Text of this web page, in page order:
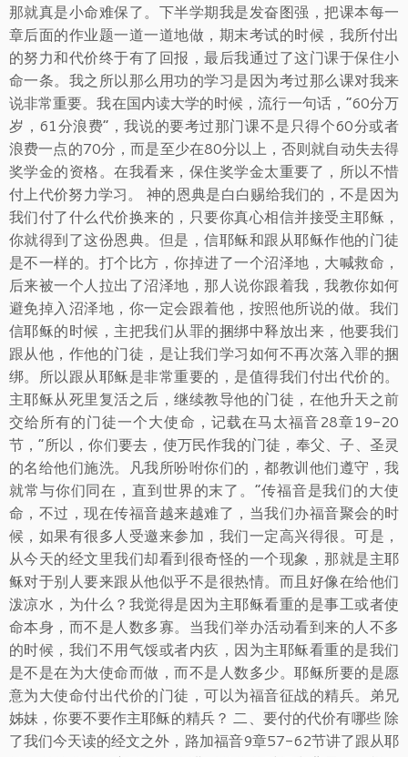
那就真是小命难保了。下半学期我是发奋图强，把课本每一
章后面的作业题一道一道地做，期末考试的时候，我所付出
的努力和代价终于有了回报，最后我通过了这门课于保住小
命一条。我之所以那么用功的学习是因为考过那么课对我来
说非常重要。我在国内读大学的时候，流行一句话，“60分万
岁，61分浪费”，我说的要考过那门课不是只得个60分或者
浪费一点的70分，而是至少在80分以上，否则就自动失去得
奖学金的资格。在我看来，保住奖学金太重要了，所以不惜
付上代价努力学习。 神的恩典是白白赐给我们的，不是因为
我们付了什么代价换来的，只要你真心相信并接受主耶稣，
你就得到了这份恩典。但是，信耶稣和跟从耶稣作他的门徒
是不一样的。打个比方，你掉进了一个沼泽地，大喊救命，
后来被一个人拉出了沼泽地，那人说你跟着我，我教你如何
避免掉入沼泽地，你一定会跟着他，按照他所说的做。我们
信耶稣的时候，主把我们从罪的捆绑中释放出来，他要我们
跟从他，作他的门徒，是让我们学习如何不再次落入罪的捆
绑。所以跟从耶稣是非常重要的，是值得我们付出代价的。
主耶稣从死里复活之后，继续教导他的门徒，在他升天之前
交给所有的门徒一个大使命，记载在马太福音28章19-20
节，“所以，你们要去，使万民作我的门徒，奉父、子、圣灵
的名给他们施洗。凡我所吩咐你们的，都教训他们遵守，我
就常与你们同在，直到世界的末了。”传福音是我们的大使
命，不过，现在传福音越来越难了，当我们办福音聚会的时
候，如果有很多人受邀来参加，我们一定高兴得很。可是，
从今天的经文里我们却看到很奇怪的一个现象，那就是主耶
稣对于别人要来跟从他似乎不是很热情。而且好像在给他们
泼凉水，为什么？我觉得是因为主耶稣看重的是事工或者使
命本身，而不是人数多寡。当我们举办活动看到来的人不多
的时候，我们不用气馁或者内疚，因为主耶稣看重的是我们
是不是在为大使命而做，而不是人数多少。耶稣所要的是愿
意为大使命付出代价的门徒，可以为福音征战的精兵。弟兄
姊妹，你要不要作主耶稣的精兵？ 二、要付的代价有哪些 除
了我们今天读的经文之外，路加福音9章57-62节讲了跟从耶